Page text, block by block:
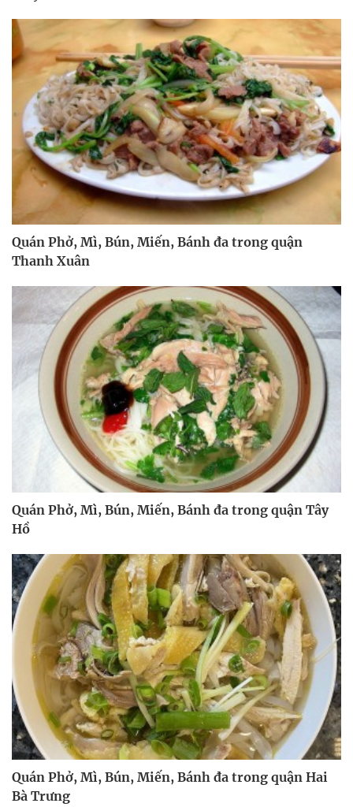
Quán Phở, Mì, Bún, Miến, Bánh đa trong quận
Thanh Xuân
Quán Phở, Mì, Bún, Miến, Bánh đa trong quận Tây
Hồ
Quán Phở, Mì, Bún, Miến, Bánh đa trong quận Hai
Bà Trưng